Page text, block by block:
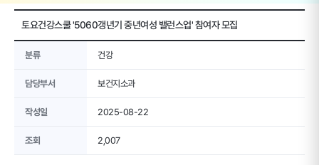
토요건강스쿨 '5060갱년기 중년여성 밸런스업' 참여자 모집
분류 건강
담당부서 보건지소과
작성일 2025-08-22
조회 2,007